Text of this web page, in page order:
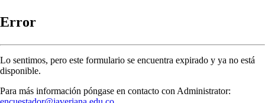
Error
Lo sentimos, pero este formulario se encuentra expirado y ya no está
disponible.
Para más información póngase en contacto con Administrator: